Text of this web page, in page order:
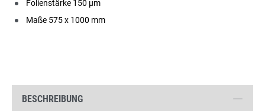
Folienstärke 150 µm
Maße 575 x 1000 mm
BESCHREIBUNG